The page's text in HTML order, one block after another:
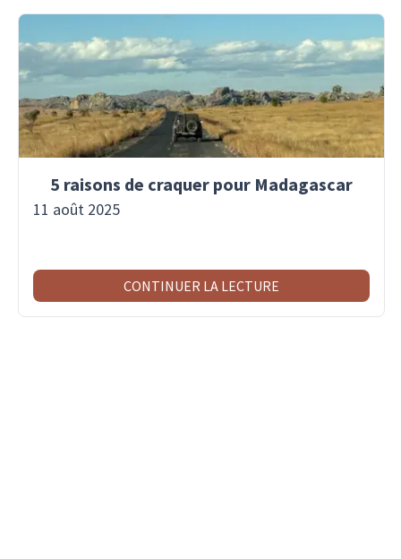
5 raisons de craquer pour Madagascar
11 août 2025
CONTINUER LA LECTURE